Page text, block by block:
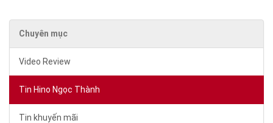
Chuyên mục
Video Review
Tin Hino Ngọc Thành
Tin khuyến mãi